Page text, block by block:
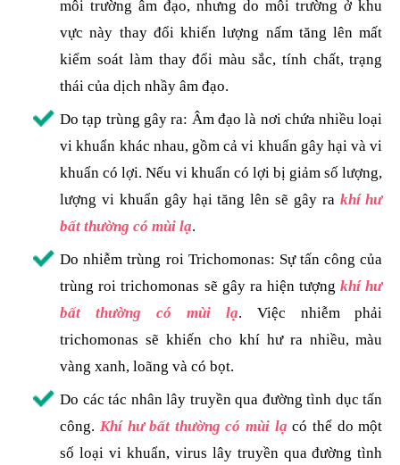
môi trường âm đạo, nhưng do môi trường ở khu
vực này thay đổi khiến lượng nấm tăng lên mất
kiểm soát làm thay đổi màu sắc, tính chất, trạng
thái của dịch nhầy âm đạo.
Do tạp trùng gây ra: Âm đạo là nơi chứa nhiều loại
vi khuẩn khác nhau, gồm cả vi khuẩn gây hại và vi
khuẩn có lợi. Nếu vi khuẩn có lợi bị giảm số lượng,
lượng vi khuẩn gây hại tăng lên sẽ gây ra khí hư
bất thường có mùi lạ.
Do nhiễm trùng roi Trichomonas: Sự tấn công của
trùng roi trichomonas sẽ gây ra hiện tượngkhí hư
bất thường có mùi lạ. Việc nhiễm phải
trichomonas sẽ khiến cho khí hư ra nhiều, màu
vàng xanh, loãng và có bọt.
Do các tác nhân lây truyền qua đường tình dục tấn
công. Khí hư bất thường có mùi lạ có thể do một
số loại vi khuẩn, virus lây truyền qua đường tình